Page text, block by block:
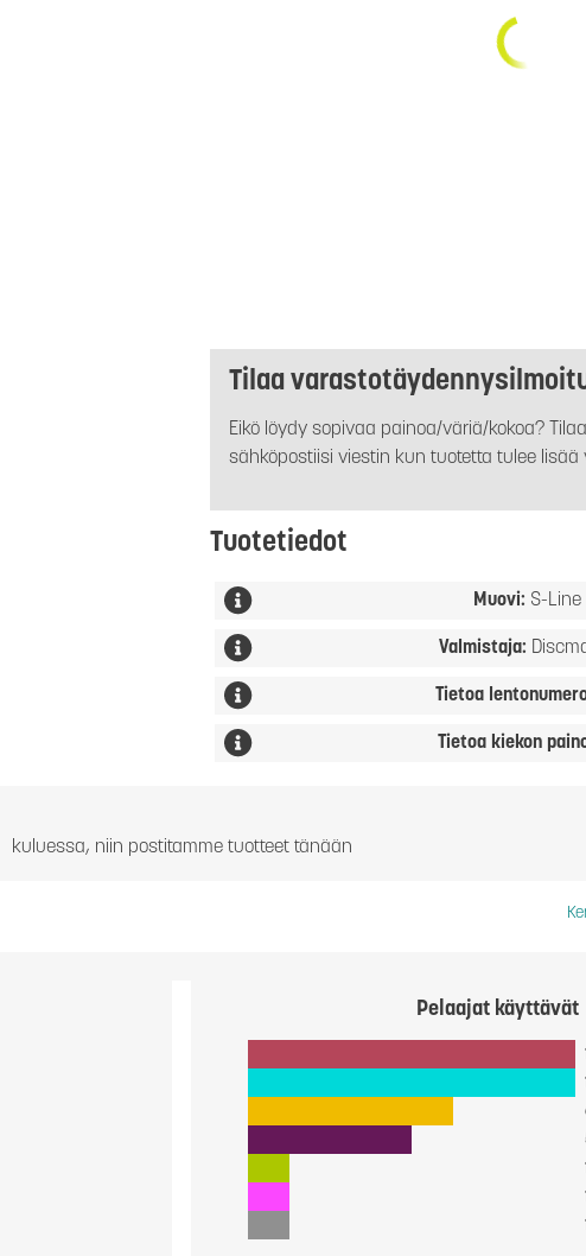
Tilaa
Eikö löydy sopivaa painoa/väriä/kokoa?
sähköpostiisi viestin kun tuotetta tulee lisää
Tuotetiedot
Muovi: S-Line
Valmistaja:
Tietoa
Tietoa kiekon
kuluessa, niin postitamme tuotteet tänään
Pelaajat käyttävät